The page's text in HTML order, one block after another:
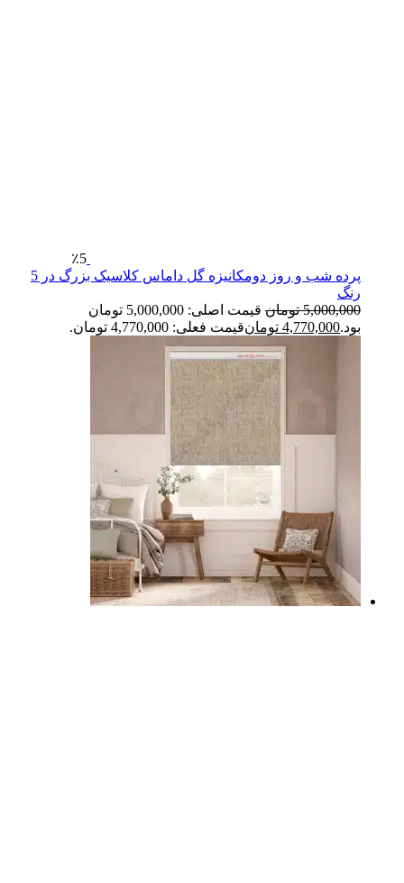
٪5
پرده شب و روز دومکانیزه گل داماس کلاسیک بزرگ در 5
رنگ
5,000,000 تومان
قیمت اصلی: 5,000,000 تومان
بود.4,770,000 تومانقیمت فعلی: 4,770,000 تومان.